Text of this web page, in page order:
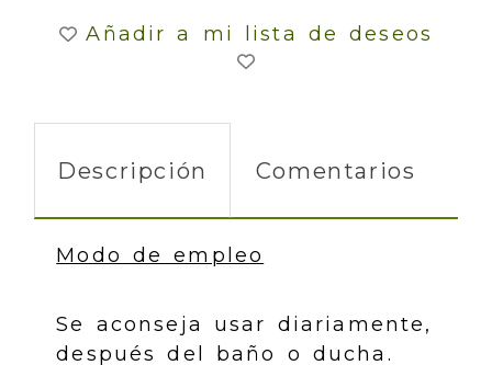
Añadir a mi lista de deseos
Descripción Comentarios
Modo de empleo
Se aconseja usar diariamente,
después del baño o ducha.